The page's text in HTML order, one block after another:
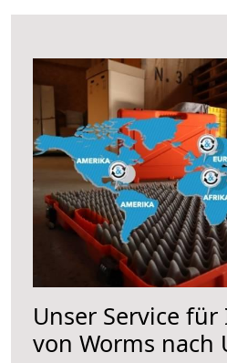
Unser Service
von Worms nach